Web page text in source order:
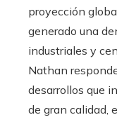
proyección
generado una
industriales y
Nathan
desarrollos que
de gran calidad,